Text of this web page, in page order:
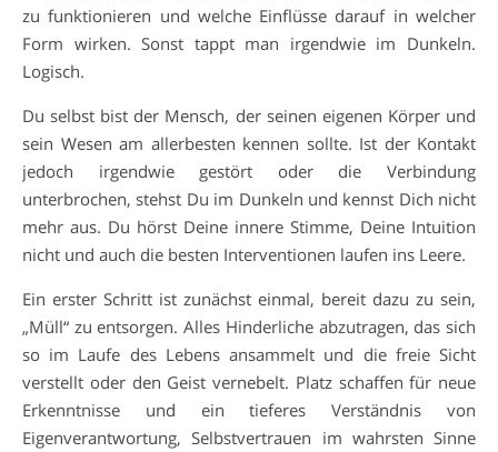
zu funktionieren und welche Einflüsse darauf in welcher
Form wirken. Sonst tappt man irgendwie im Dunkeln.
Logisch.
Du selbst bist der Mensch, der seinen eigenen Körper und
sein Wesen am allerbesten kennen sollte. Ist der Kontakt
jedoch irgendwie gestört oder die Verbindung
unterbrochen, stehst Du im Dunkeln und kennst Dich nicht
mehr aus. Du hörst Deine innere Stimme, Deine Intuition
nicht und auch die besten Interventionen laufen ins Leere.
Ein erster Schritt ist zunächst einmal, bereit dazu zu sein,
„Müll“ zu entsorgen. Alles Hinderliche abzutragen, das sich
so im Laufe des Lebens ansammelt und die freie Sicht
verstellt oder den Geist vernebelt. Platz schaffen für neue
Erkenntnisse und ein tieferes Verständnis von
Eigenverantwortung, Selbstvertrauen im wahrsten Sinne